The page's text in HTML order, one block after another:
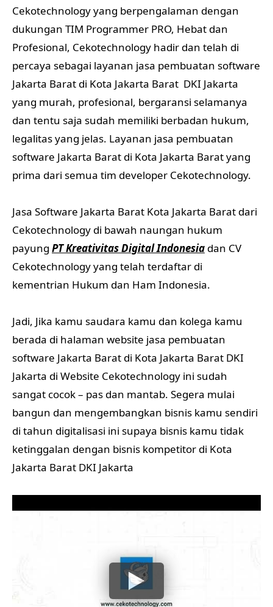
Cekotechnology yang berpengalaman dengan
dukungan TIM Programmer PRO, Hebat dan
Profesional, Cekotechnology hadir dan telah di
percaya sebagai layanan jasa pembuatan software
Jakarta Barat di Kota Jakarta Barat DKI Jakarta
yang murah, profesional, bergaransi selamanya
dan tentu saja sudah memiliki berbadan hukum,
legalitas yang jelas. Layanan jasa pembuatan
software Jakarta Barat di Kota Jakarta Barat yang
prima dari semua tim developer Cekotechnology.
Jasa Software Jakarta Barat Kota Jakarta Barat dari
Cekotechnology di bawah naungan hukum
payung PT Kreativitas Digital Indonesia dan CV
Cekotechnology yang telah terdaftar di
kementrian Hukum dan Ham Indonesia.
Jadi, Jika kamu saudara kamu dan kolega kamu
berada di halaman website jasa pembuatan
software Jakarta Barat di Kota Jakarta Barat DKI
Jakarta di Website Cekotechnology ini sudah
sangat cocok – pas dan mantab. Segera mulai
bangun dan mengembangkan bisnis kamu sendiri
di tahun digitalisasi ini supaya bisnis kamu tidak
ketinggalan dengan bisnis kompetitor di Kota
Jakarta Barat DKI Jakarta